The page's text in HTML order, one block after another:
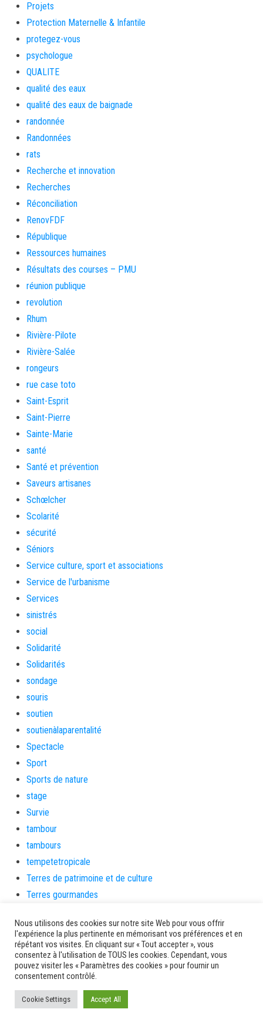
Projets
Protection Maternelle & Infantile
protegez-vous
psychologue
QUALITE
qualité des eaux
qualité des eaux de baignade
randonnée
Randonnées
rats
Recherche et innovation
Recherches
Réconciliation
RenovFDF
République
Ressources humaines
Résultats des courses – PMU
réunion publique
revolution
Rhum
Rivière-Pilote
Rivière-Salée
rongeurs
rue case toto
Saint-Esprit
Saint-Pierre
Sainte-Marie
santé
Santé et prévention
Saveurs artisanes
Schœlcher
Scolarité
sécurité
Séniors
Service culture, sport et associations
Service de l'urbanisme
Services
sinistrés
social
Solidarité
Solidarités
sondage
souris
soutien
soutienàlaparentalité
Spectacle
Sport
Sports de nature
stage
Survie
tambour
tambours
tempetetropicale
Terres de patrimoine et de culture
Terres gourmandes
Tourisme
toussaint
tradition
Transition Energétique
Transport et routes
Travail
Nous utilisons des cookies sur notre site Web pour vous offrir
l'expérience la plus pertinente en mémorisant vos préférences et en
répétant vos visites. En cliquant sur « Tout accepter », vous
consentez à l'utilisation de TOUS les cookies. Cependant, vous
pouvez visiter les « Paramètres des cookies » pour fournir un
consentement contrôlé.
Cookie Settings Accept All